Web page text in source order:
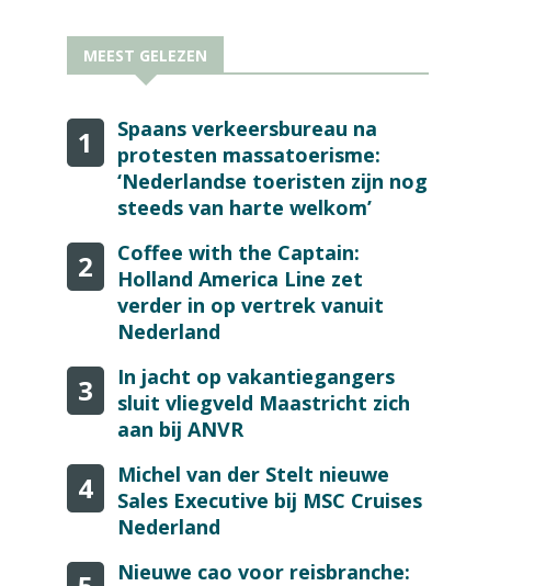
MEEST GELEZEN
1
Spaans verkeersbureau na
protesten massatoerisme:
‘Nederlandse toeristen zijn nog
steeds van harte welkom’
2
Coffee with the Captain:
Holland America Line zet
verder in op vertrek vanuit
Nederland
3
In jacht op vakantiegangers
sluit vliegveld Maastricht zich
aan bij ANVR
4
Michel van der Stelt nieuwe
Sales Executive bij MSC Cruises
Nederland
Nieuwe cao voor reisbranche: